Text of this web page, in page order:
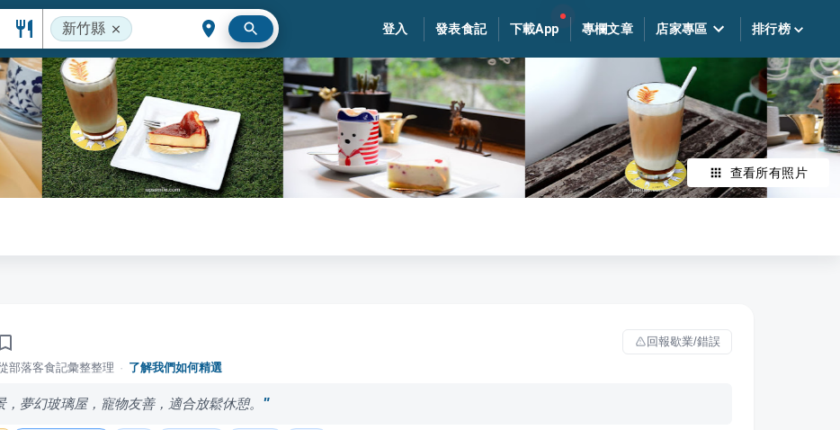
新竹縣 登入 發表食記 下載App 專欄文章 店家專區 排行榜
查看所有照片
回報歇業/錯誤
部落客食記彙整整理 · 了解我們如何精選
，夢幻玻璃屋，寵物友善，適合放鬆休憩。